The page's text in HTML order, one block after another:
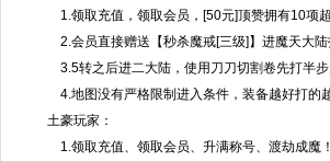
1.领取充值，领取会员，[50元]顶赞拥有10项超
2.会员直接赠送【秒杀魔戒[三级]】进魔天大陆
3.5转之后进二大陆，使用刀刀切割卷先打半步
4.地图没有严格限制进入条件，装备越好打的
土豪玩家：
1.领取充值、领取会员、升满称号、渡劫成魔！